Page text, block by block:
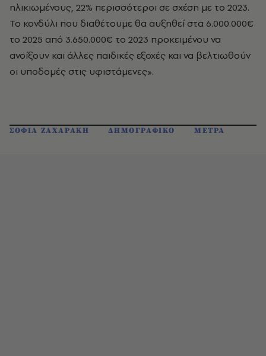
ηλικιωμένους, 22% περισσότεροι σε σχέση με το 2023.
Το κονδύλι που διαθέτουμε θα αυξηθεί στα 6.000.000€
το 2025 από 3.650.000€ το 2023 προκειμένου να
ανοίξουν και άλλες παιδικές εξοχές και να βελτιωθούν
οι υποδομές στις υφιστάμενες».
ΣΟΦΙΑ ΖΑΧΑΡΑΚΗ ΔΗΜΟΓΡΑΦΙΚΟ ΜΕΤΡΑ